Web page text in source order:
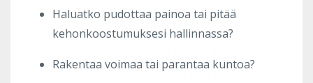
Haluatko pudottaa painoa tai pitää
kehonkoostumuksesi hallinnassa?
Rakentaa voimaa tai parantaa kuntoa?